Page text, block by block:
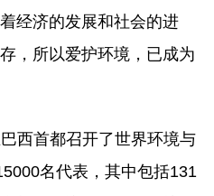
经济的发展和社会的进
，所以爱护环境，已成为
西首都召开了世界环境与
名代表，其中包括131